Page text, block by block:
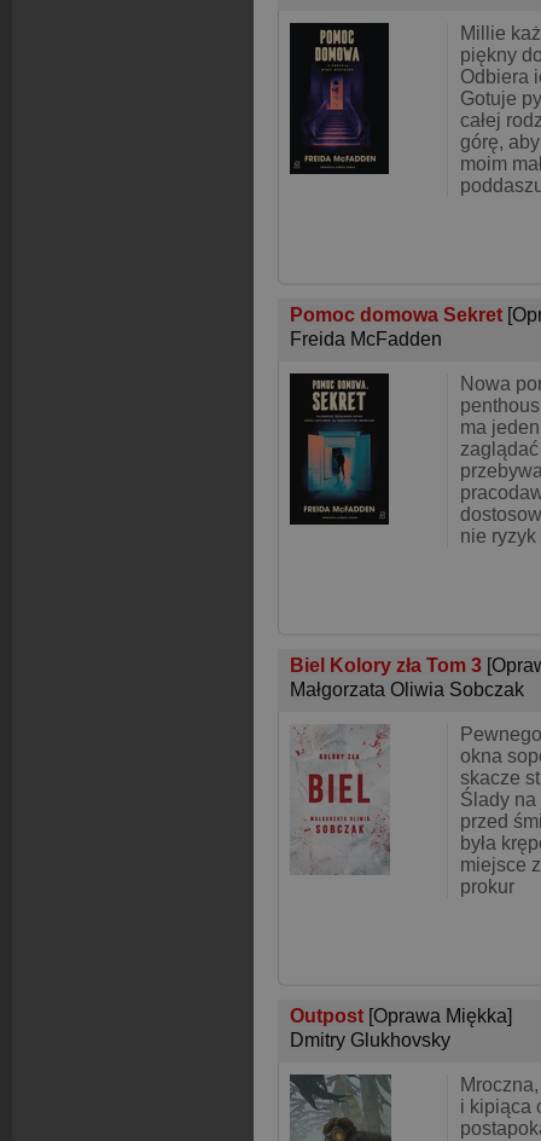
Millie
piękny
Odbiera
Gotuje
całej
górę,
moim
Pomoc domowa Sekret
Freida McFadden
Nowa
ma
nie ryzyk
Biel Kolory zła Tom 3
Małgorzata Oliwia Sobczak
okna
skacze
Ślady
przed
była
miejsce
prokur
Outpost [Oprawa Miękka]
Dmitry Glukhovsky
i kipiąca